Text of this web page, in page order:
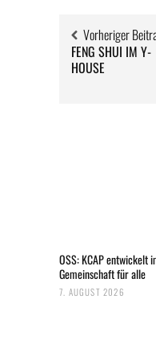
Vorheriger
FENG SHUI IM Y-
HOUSE
OSS: KCAP entwickelt
Gemeinschaft für alle
7. AUGUST 2026